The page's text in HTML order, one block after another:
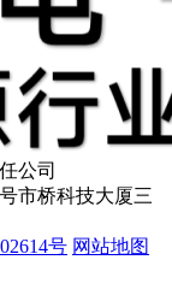
公司
市桥科技大厦三
号 网站地图